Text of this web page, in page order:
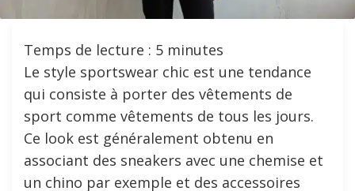
Temps de lecture : 5 minutes
Le style sportswear chic est une tendance
qui consiste à porter des vêtements de
sport comme vêtements de tous les jours.
Ce look est généralement obtenu en
associant des sneakers avec une chemise et
un chino par exemple et des accessoires